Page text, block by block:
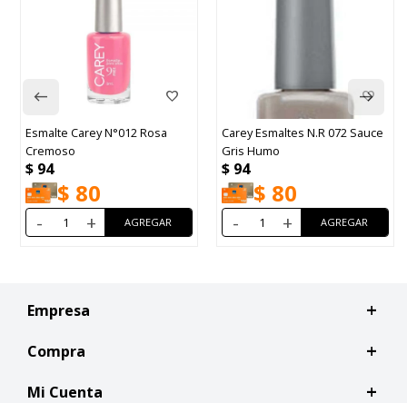
Esmalte Carey N°012 Rosa
Cremoso
$ 94
$ 80
- +
Carey Esmaltes N.R 072 Sauce
Gris Humo
$ 94
$ 80
- +
Empresa
Compra
Mi Cuenta